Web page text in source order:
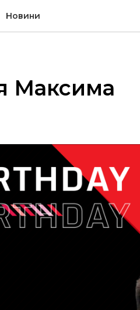
Новини
Максима